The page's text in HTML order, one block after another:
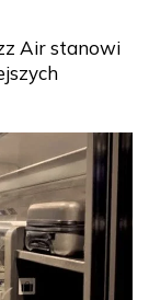
Air stanowi